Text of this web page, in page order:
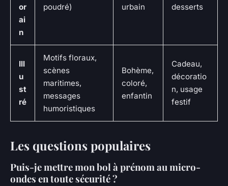
or
ai
n
poudré)
urbain
desserts
Ill
u
st
ré
Motifs floraux,
scènes
maritimes,
messages
humoristiques
Bohème,
coloré,
enfantin
Cadeau,
décoratio
n, usage
festif
Les questions populaires
Puis-je mettre mon bol à prénom au micro-
ondes en toute sécurité ?